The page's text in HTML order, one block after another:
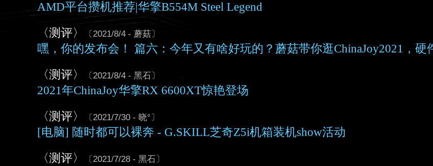
AMD平台攒机推荐|华擎B554M Steel Legend
〈测评〉 〔2021/8/4 - 蘑菇〕
嘿，你的发布会！ 篇六：今年又有啥好玩的？蘑菇带你逛ChinaJoy2021，硬
〈测评〉 〔2021/8/4 - 黑石〕
2021年ChinaJoy华擎RX 6600XT惊艳登场
〈测评〉 〔2021/7/30 - 晓°〕
[电脑] 随时都可以裸奔 - G.SKILL芝奇Z5i机箱装机show活动
〈测评〉 〔2021/7/28 - 黑石〕